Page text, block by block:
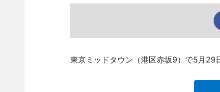
東京ミッドタウン（港区赤坂9）で5月